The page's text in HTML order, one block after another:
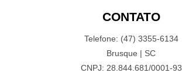
CONTATO
Telefone: (47) 3355-6134
Brusque | SC
CNPJ: 28.844.681/0001-93